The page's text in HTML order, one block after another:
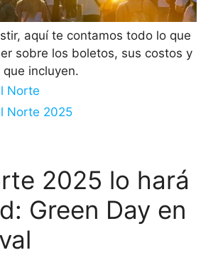
aquí te contamos todo lo que
sobre los boletos, sus costos y
incluyen.
Norte
Norte 2025
2025 lo hará
Green Day en